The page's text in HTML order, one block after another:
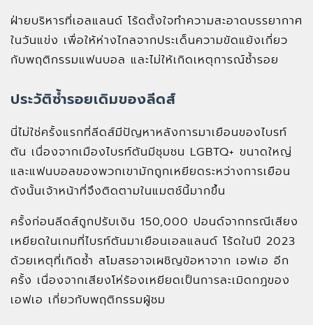
ฝ่ายบริหารที่เอลแลนด์ โร้ดตั้งใจทำความสะอาดบรรยากาศ
ในวันแข่ง เพื่อให้ห่างไกลจากประเด็นความขัดแย้งเกี่ยว
กับพฤติกรรมแฟนบอล และไม่ให้เกิดเหตุการณ์ซ้ำรอย
ประวัติซ้ำรอยเดิมของลีดส์
นี่ไม่ใช่ครั้งแรกที่ลีดส์มีปัญหาหลังการมาเยือนของไบรท์
ตัน เนื่องจากเมืองไบรท์ตันมีชุมชน LGBTQ+ ขนาดใหญ่
และแฟนบอลของพวกเขามักถูกเหยียดระหว่างการเยือน
ดังนั้นเจ้าหน้าที่จึงติดตามในแมตช์นี้มากขึ้น
ครั้งก่อนลีดส์ถูกปรับเงิน 150,000 ปอนด์จากกรณีเสียง
เหยียดในเกมที่ไบรท์ตันมาเยือนเอลแลนด์ โร้ดในปี 2023
ด้วยเหตุที่เกิดซ้ำ สโมสรอาจเผชิญข้อหาจาก เอฟเอ อีก
ครั้ง เนื่องจากเสียงโห่ร้องเหยียดเป็นการละเมิดกฎของ
เอฟเอ เกี่ยวกับพฤติกรรมผู้ชม